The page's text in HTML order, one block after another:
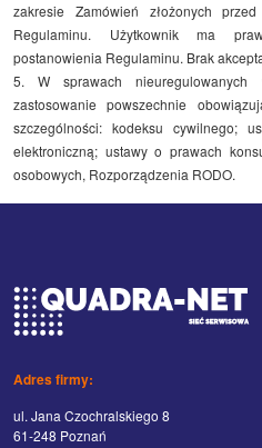
zakresie Zamówień złożonych
Regulaminu. Użytkownik ma
postanowienia Regulaminu. Brak
5. W sprawach
zastosowanie powszechnie
szczególności: kodeksu cywilnego;
elektroniczną; ustawy o prawach
osobowych, Rozporządzenia RODO.
Adres firmy:
ul. Jana Czochralskiego 8
61-248 Poznań